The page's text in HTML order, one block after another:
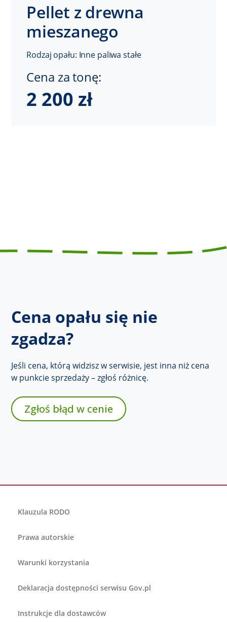
Pellet z drewna
mieszanego
Rodzaj opału: Inne paliwa stałe
Cena za tonę:
2 200 zł
Cena opału się nie
zgadza?
Jeśli cena, którą widzisz w serwisie, jest inna niż cena
w punkcie sprzedaży – zgłoś różnicę.
Zgłoś błąd w cenie
Klauzula RODO
Prawa autorskie
Warunki korzystania
Deklaracja dostępności serwisu Gov.pl
Instrukcje dla dostawców